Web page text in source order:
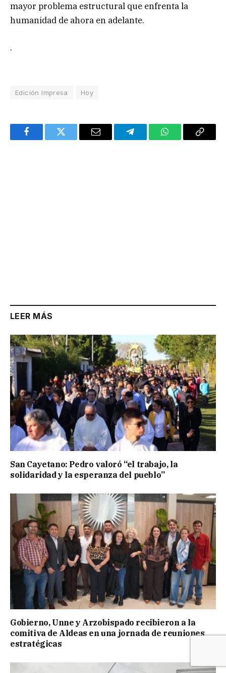
mayor problema estructural que enfrenta la
humanidad de ahora en adelante.
.
Edición Impresa Hoy
FacebookTwitter Email TelegramWhatsAppCopy
LEER MÁS
San Cayetano: Pedro valoró “el trabajo, la
solidaridad y la esperanza del pueblo”
Gobierno, Unne y Arzobispado recibieron a la
comitiva de Aldeas en una jornada de reuniones
estratégicas